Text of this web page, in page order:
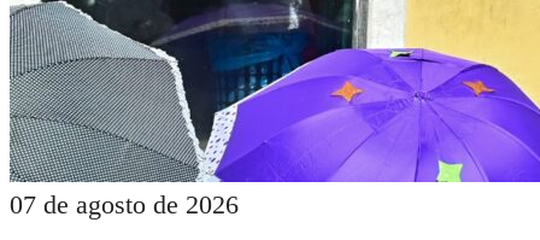
07 de agosto de 2026